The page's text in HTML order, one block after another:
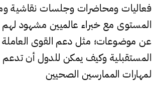
فعاليات ومحاضرات وجلسات نقاشية
المستوى مع خبراء عالميين مشهود لهم
عن موضوعات؛ مثل دعم القوى العاملة
المستقبلية وكيف يمكن للدول أن تدعم
لمهارات الممارسين الصحيين